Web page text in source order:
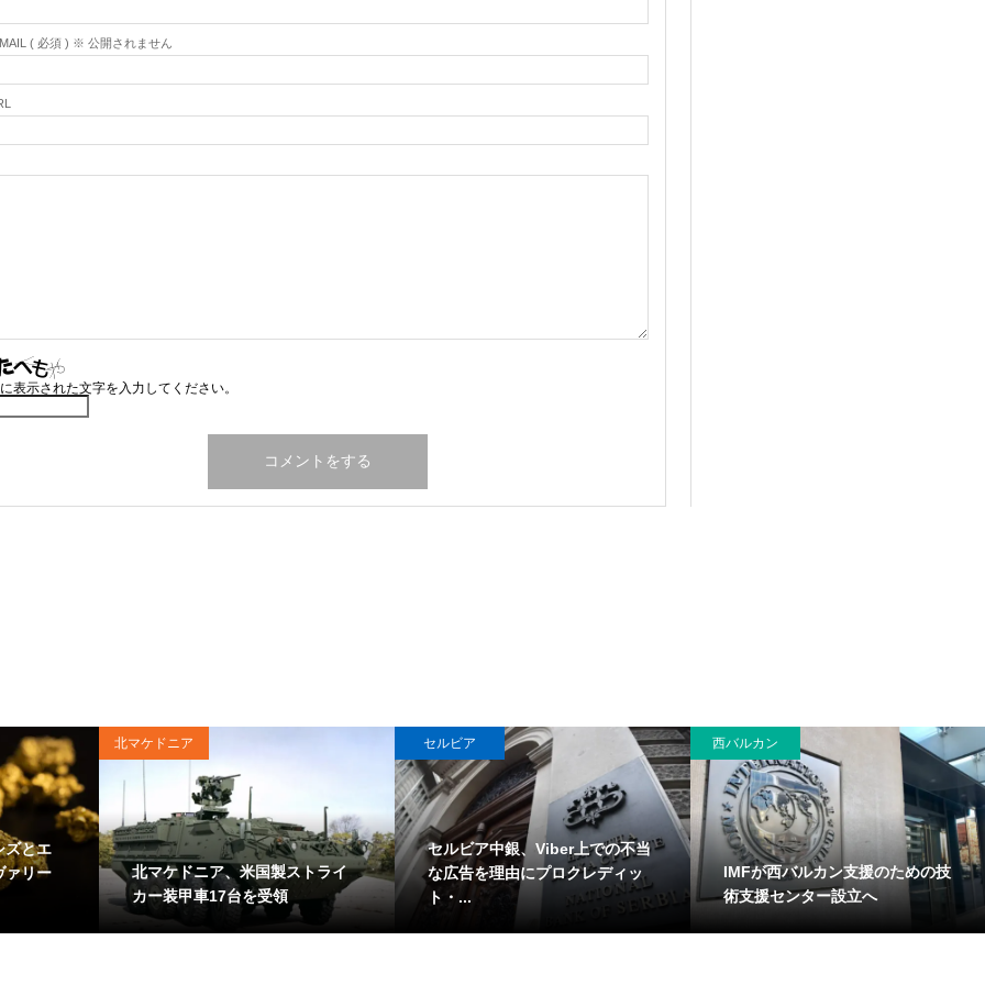
( 必須 ) ※ 公開されません
表示された文字を入力してください。
ズとエ
ァリー
北マケドニア
北マケドニア、米国製ストライ
カー装甲車17台を受領
セルビア
セルビア中銀、Viber上での不当
な広告を理由にプロクレディッ
ト・...
西バルカン
IMFが西バルカン支援のための技
術支援センター設立へ